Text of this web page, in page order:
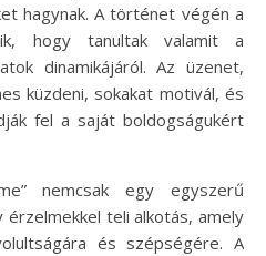
hagynak. A történet végén a
hogy tanultak valamit a
dinamikájáról. Az üzenet,
küzdeni, sokakat motivál, és
fel a saját boldogságukért
nemcsak egy egyszerű
teli alkotás, amely
és szépségére. A